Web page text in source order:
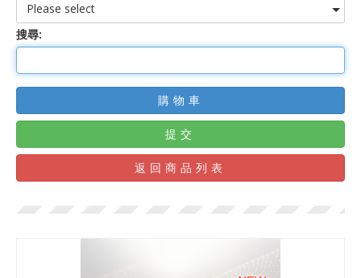
Please select
搜尋:
購物車
提交
返回商品列表